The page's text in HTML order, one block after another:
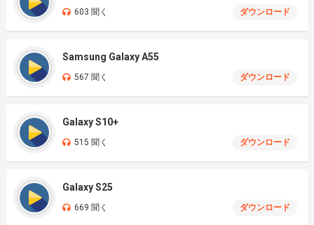
603 聞く ダウンロード
Samsung Galaxy A55
567 聞く ダウンロード
Galaxy S10+
515 聞く ダウンロード
Galaxy S25
669 聞く ダウンロード